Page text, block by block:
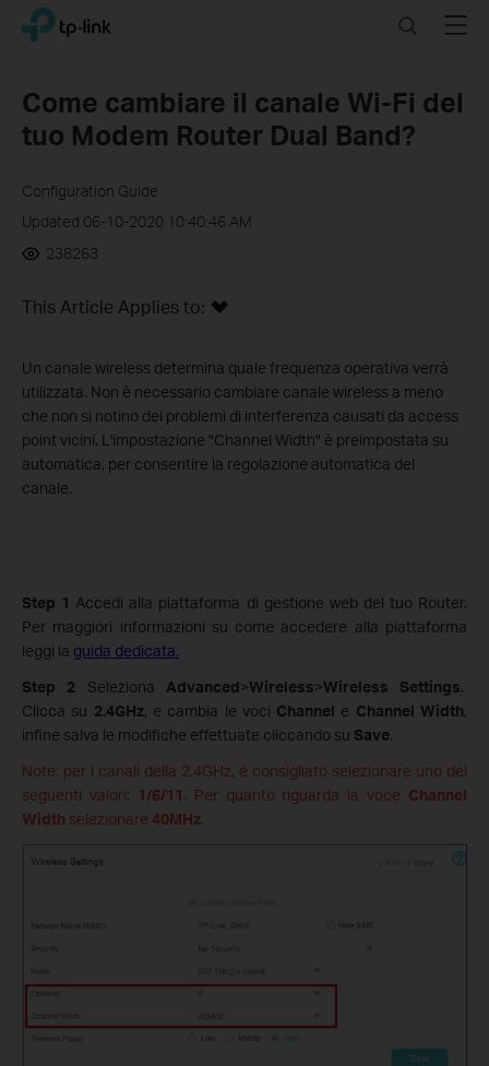
Click
navigation
bar
TP-Link, Reliably Smart SearchMenu
Come cambiare il canale Wi-Fi del
tuo Modem Router Dual Band?
Configuration Guide
Updated 06-10-2020 10:40:46 AM
238263
This Article Applies to:
Un canale wireless determina quale frequenza operativa verrà
utilizzata. Non è necessario cambiare canale wireless a meno
che non si notino dei problemi di interferenza causati da access
point vicini. L'impostazione "Channel Width" è preimpostata su
automatica, per consentire la regolazione automatica del
canale.
Step 1 Accedi alla piattaforma di gestione web del tuo Router.
Per maggiori informazioni su come accedere alla piattaforma
leggi la guida dedicata.
Step 2 Seleziona Advanced>Wireless>Wireless Settings.
Clicca su 2.4GHz, e cambia le voci Channel e Channel Width,
infine salva le modifiche effettuate cliccando su Save.
Note: per i canali della 2.4GHz, è consigliato selezionare uno dei
seguenti valori: 1/6/11. Per quanto riguarda la voce Channel
Width selezionare 40MHz.